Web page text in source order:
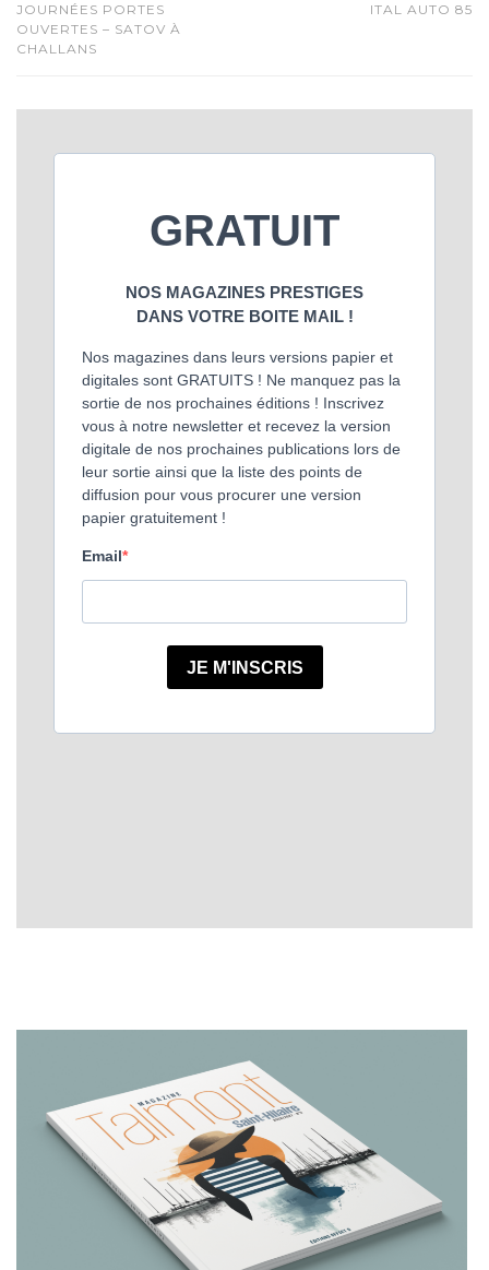
JOURNÉES PORTES
OUVERTES – SATOV À
CHALLANS
ITAL AUTO 85